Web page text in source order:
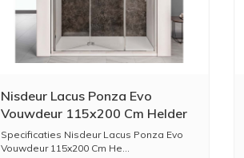
Nisdeur Lacus Ponza Evo
Vouwdeur 115x200 Cm Helder
Glas Chroom
Specificaties Nisdeur Lacus Ponza Evo
Vouwdeur 115x200 Cm He...